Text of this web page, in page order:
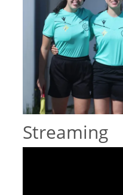
Streaming